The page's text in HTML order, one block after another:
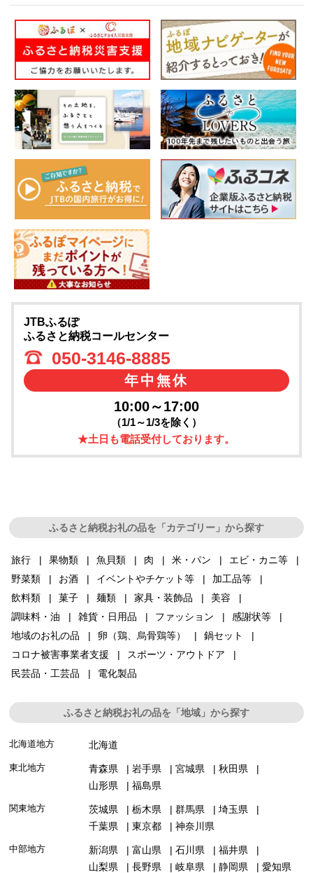
JTBふるぽ
ふるさと納税コールセンター
050-3146-8885
年中無休
10:00～17:00
（1/1～1/3を除く）
★土日も電話受付しております。
ふるさと納税お礼の品を「カテゴリー」から探す
旅行 果物類 魚貝類 肉 米・パン
エビ・カニ等
野菜類
お酒 イベントやチケット等
加工品等
飲料類
菓子 麺類 家具・装飾品
美容
調味料・油
雑貨・日用品 ファッション
感謝状等
地域のお礼の品
卵（鶏、烏骨鶏等）
鍋セット
コロナ被害事業者支援
スポーツ・アウトドア
民芸品・工芸品
電化製品
ふるさと納税お礼の品を「地域」から探す
北海道地方 北海道
東北地方 青森県 岩手県 宮城県
秋田県
山形県
福島県
関東地方 茨城県 栃木県 群馬県
埼玉県
千葉県
東京都 神奈川県
中部地方 新潟県 富山県 石川県
福井県
山梨県
長野県 岐阜県 静岡県 愛知県